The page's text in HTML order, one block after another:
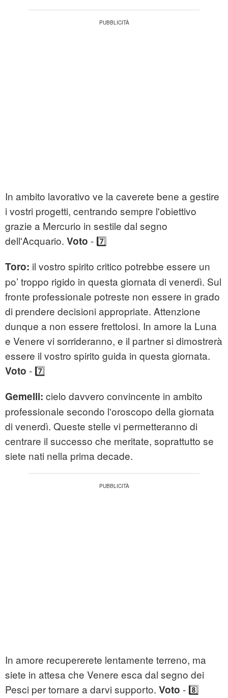
In ambito lavorativo ve la caverete bene a gestire
i vostri progetti, centrando sempre l'obiettivo
grazie a Mercurio in sestile dal segno
dell'Acquario. Voto - 7️⃣
Toro: il vostro spirito critico potrebbe essere un
po’ troppo rigido in questa giornata di venerdì. Sul
fronte professionale potreste non essere in grado
di prendere decisioni appropriate. Attenzione
dunque a non essere frettolosi. In amore la Luna
e Venere vi sorrideranno, e il partner si dimostrerà
essere il vostro spirito guida in questa giornata.
Voto - 7️⃣
Gemelli: cielo davvero convincente in ambito
professionale secondo l'oroscopo della giornata
di venerdì. Queste stelle vi permetteranno di
centrare il successo che meritate, soprattutto se
siete nati nella prima decade.
In amore recupererete lentamente terreno, ma
siete in attesa che Venere esca dal segno dei
Pesci per tornare a darvi supporto. Voto - 8️⃣